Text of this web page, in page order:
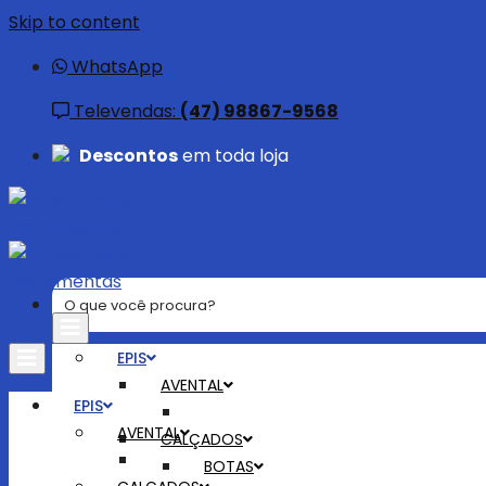
Skip to content
WhatsApp
Televendas: (47) 98867-9568
Descontosem toda loja
EPIS
AVENTAL
CALÇADOS
BOTAS
EPIS
AVENTAL